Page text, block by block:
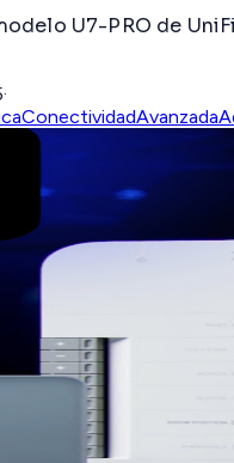
U7-PRO de
·
ConectividadAvanzada